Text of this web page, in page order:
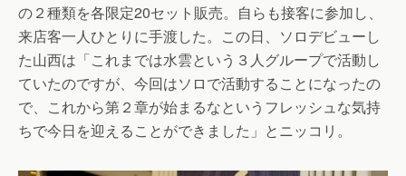
の２種類を各限定20セット販売。自らも接客に参加し、
来店客一人ひとりに手渡した。この日、ソロデビューし
た山西は「これまでは水雲という３人グループで活動し
ていたのですが、今回はソロで活動することになったの
で、これから第２章が始まるなというフレッシュな気持
ちで今日を迎えることができました」とニッコリ。